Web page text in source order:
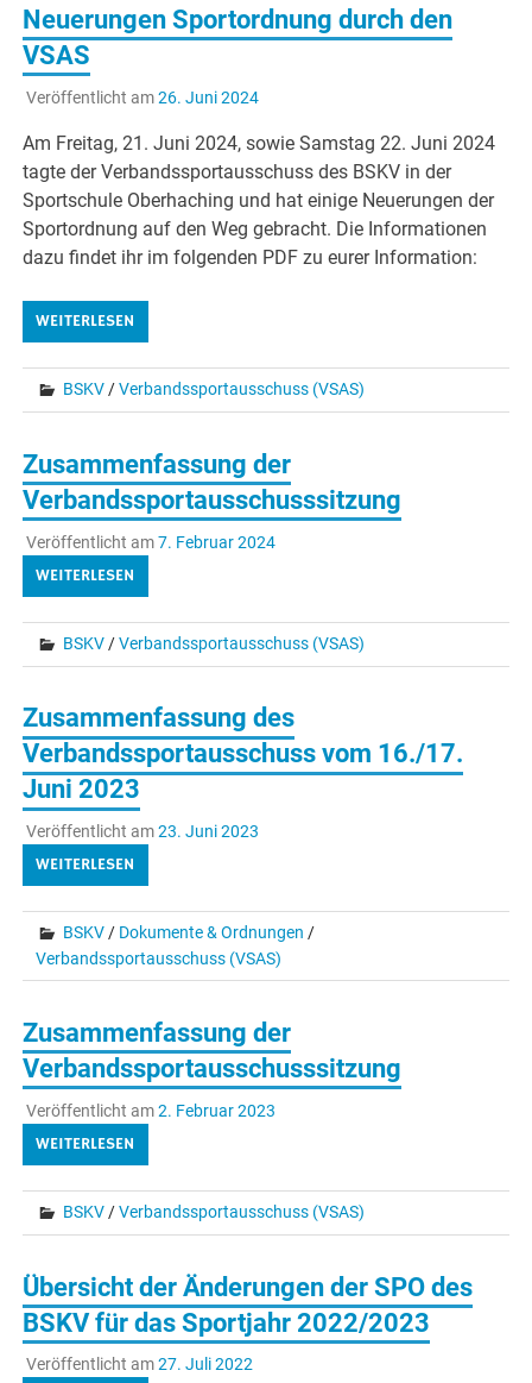
Neuerungen Sportordnung durch den
VSAS
Veröffentlicht am26. Juni 2024
Am Freitag, 21. Juni 2024, sowie Samstag 22. Juni 2024
tagte der Verbandssportausschuss des BSKV in der
Sportschule Oberhaching und hat einige Neuerungen der
Sportordnung auf den Weg gebracht. Die Informationen
dazu findet ihr im folgenden PDF zu eurer Information:
WEITERLESEN
BSKV /Verbandssportausschuss (VSAS)
Zusammenfassung der
Verbandssportausschusssitzung
Veröffentlicht am7. Februar 2024
WEITERLESEN
BSKV /Verbandssportausschuss (VSAS)
Zusammenfassung des
Verbandssportausschuss vom 16./17.
Juni 2023
Veröffentlicht am23. Juni 2023
WEITERLESEN
BSKV/ Dokumente & Ordnungen /
Verbandssportausschuss (VSAS)
Zusammenfassung der
Verbandssportausschusssitzung
Veröffentlicht am2. Februar 2023
WEITERLESEN
BSKV /Verbandssportausschuss (VSAS)
Übersicht der Änderungen der SPO des
BSKV für das Sportjahr 2022/2023
Veröffentlicht am27. Juli 2022